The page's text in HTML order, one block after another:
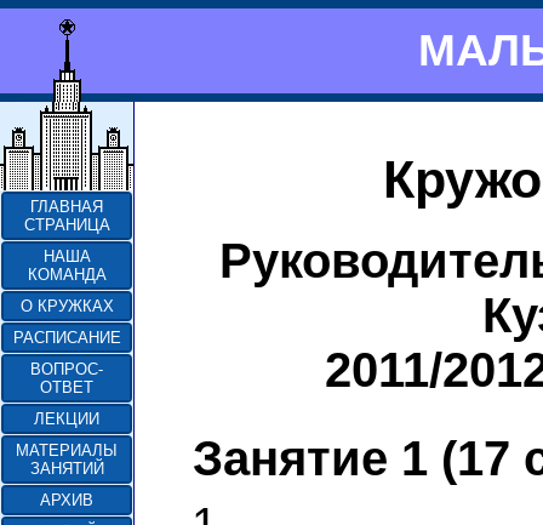
ГЛАВНАЯ
СТРАНИЦА
НАША
КОМАНДА
О КРУЖКАХ
РАСПИСАНИЕ
ВОПРОС-
ОТВЕТ
ЛЕКЦИИ
МАТЕРИАЛЫ
ЗАНЯТИЙ
АРХИВ
2011/
Занятие 1 (17